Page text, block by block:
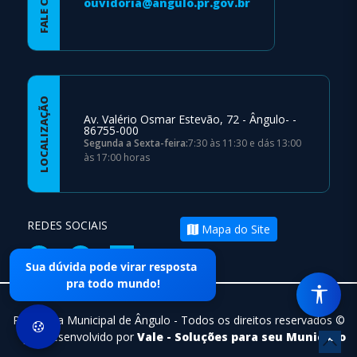
Sua dúvida pode virar resposta
pra todo mundo!
ouvidoria@angulo.pr.gov.br
LOCALIZAÇÃO Av. Valério Osmar Estevão, 72 - Ângulo- -
86755-000
Segunda a Sexta-feira:7:30 às 11:30 e dás 13:00
às 17:00 horas
REDES SOCIAIS Mapa do Site
Prefeitura Municipal de Ângulo - Todos os direitos reservados ©
| Desenvolvido por Vale - Soluções para seu Municipio